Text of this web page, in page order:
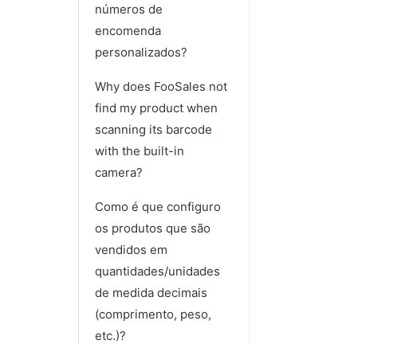
números de
encomenda
personalizados?
Why does FooSales not
find my product when
scanning its barcode
with the built-in
camera?
Como é que configuro
os produtos que são
vendidos em
quantidades/unidades
de medida decimais
(comprimento, peso,
etc.)?